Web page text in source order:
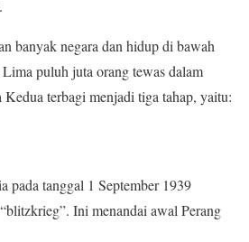
banyak negara dan hidup di bawah
puluh juta orang tewas dalam
terbagi menjadi tiga tahap, yaitu:
pada tanggal 1 September 1939
Ini menandai awal Perang